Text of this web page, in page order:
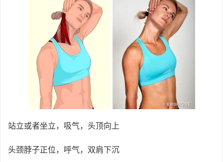
站立或者坐立，吸气，头顶向上
头颈脖子正位，呼气，双肩下沉